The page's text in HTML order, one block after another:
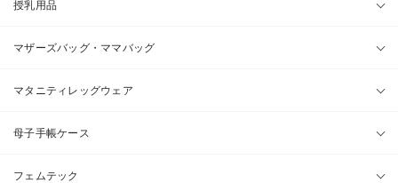
授乳用品
マザーズバッグ・ママバッグ
マタニティレッグウェア
母子手帳ケース
フェムテック